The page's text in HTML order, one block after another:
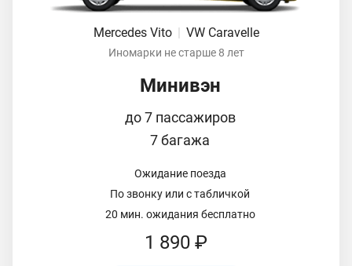
Mercedes Vito VW Caravelle
Иномарки не старше 8 лет
Минивэн
до 7 пассажиров
7 багажа
Ожидание поезда
По звонку или с табличкой
20 мин. ожидания бесплатно
1 890 ₽